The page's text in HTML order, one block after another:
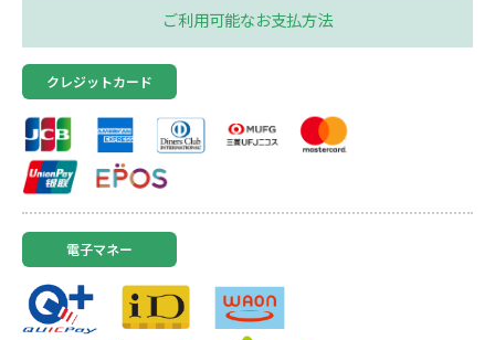
ご利用可能なお支払方法
クレジットカード
電子マネー